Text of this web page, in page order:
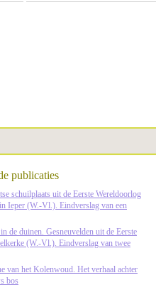
publicaties
schuilplaats uit de Eerste Wereldoorlog
Ieper (W.-Vl.). Eindverslag van een
de duinen. Gesneuvelden uit de Eerste
(W.-Vl.). Eindverslag van twee
van het Kolenwoud. Het verhaal achter
bos